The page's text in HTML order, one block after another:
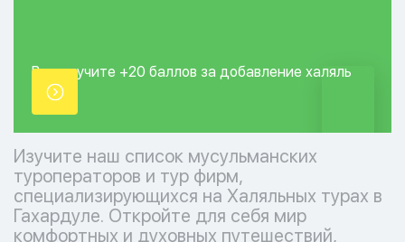
Вы получите +20 баллов за добавление халяль
точки.
Изучите наш список мусульманских
туроператоров и тур фирм,
специализирующихся на Халяльных турах в
Гахардуле. Откройте для себя мир
комфортных и духовных путешествий,